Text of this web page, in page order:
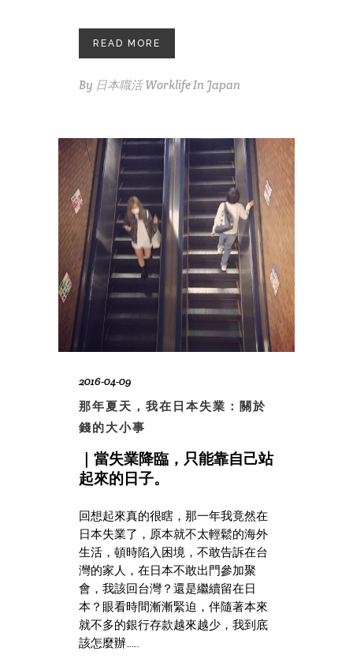
READ MORE
By 日本職活 Worklife In Japan
2016-04-09
那年夏天，我在日本失業：關於
錢的大小事
｜當失業降臨，只能靠自己站
起來的日子。
回想起來真的很瞎，那一年我竟然在
日本失業了，原本就不太輕鬆的海外
生活，頓時陷入困境，不敢告訴在台
灣的家人，在日本不敢出門參加聚
會，我該回台灣？還是繼續留在日
本？眼看時間漸漸緊迫，伴隨著本來
就不多的銀行存款越來越少，我到底
該怎麼辦…….